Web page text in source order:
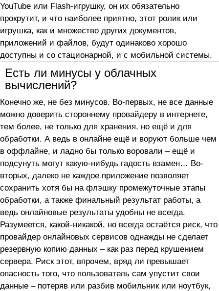
YouTube или Flash-игрушку, он их обязательно
прокрутит, и что наиболее приятно, этот ролик или
игрушка, как и множество других документов,
приложений и файлов, будут одинаково хорошо
доступны и со стационарной, и с мобильной системы.
Есть ли минусы у облачных
вычислений?
Конечно же, не без минусов. Во-первых, не все данные
можно доверить стороннему провайдеру в интернете,
тем более, не только для хранения, но ещё и для
обработки. А ведь в онлайне ещё и воруют больше чем
в оффлайне, и ладно бы только воровали – ещё и
подсунуть могут какую-нибудь гадость взамен… Во-
вторых, далеко не каждое приложение позволяет
сохранить хотя бы на флэшку промежуточные этапы
обработки, а также финальный результат работы, а
ведь онлайновые результаты удобны не всегда.
Разумеется, какой-никакой, но всегда остаётся риск, что
провайдер онлайновых сервисов однажды не сделает
резервную копию данных – как раз перед крушением
сервера. Риск этот, впрочем, вряд ли превышает
опасность того, что пользователь сам упустит свои
данные – потеряв или разбив мобильник или ноутбук,